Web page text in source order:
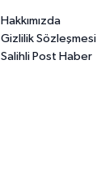
Hakkımızda
Gizlilik Sözleşmesi
Salihli Post Haber